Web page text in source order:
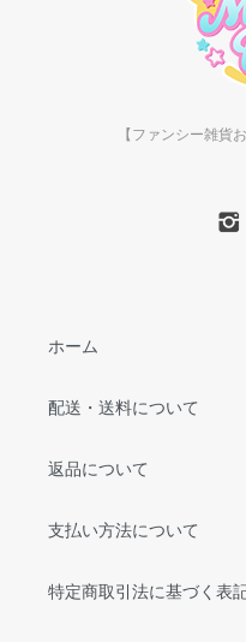
【ファンシー雑貨
ホーム
配送・送料について
返品について
支払い方法について
特定商取引法に基づく表